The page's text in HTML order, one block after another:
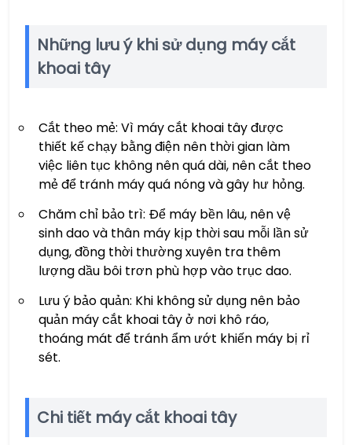
Những lưu ý khi sử dụng máy cắt
khoai tây
Cắt theo mẻ: Vì máy cắt khoai tây được
thiết kế chạy bằng điện nên thời gian làm
việc liên tục không nên quá dài, nên cắt theo
mẻ để tránh máy quá nóng và gây hư hỏng.
Chăm chỉ bảo trì: Để máy bền lâu, nên vệ
sinh dao và thân máy kịp thời sau mỗi lần sử
dụng, đồng thời thường xuyên tra thêm
lượng dầu bôi trơn phù hợp vào trục dao.
Lưu ý bảo quản: Khi không sử dụng nên bảo
quản máy cắt khoai tây ở nơi khô ráo,
thoáng mát để tránh ẩm ướt khiến máy bị rỉ
sét.
Chi tiết máy cắt khoai tây